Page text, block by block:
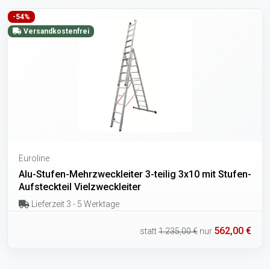
-54%
Versandkostenfrei
Euroline
Alu-Stufen-Mehrzweckleiter 3-teilig 3x10 mit Stufen-
Aufsteckteil Vielzweckleiter
Lieferzeit 3 - 5 Werktage
statt1.235,00 € nur 562,00 €